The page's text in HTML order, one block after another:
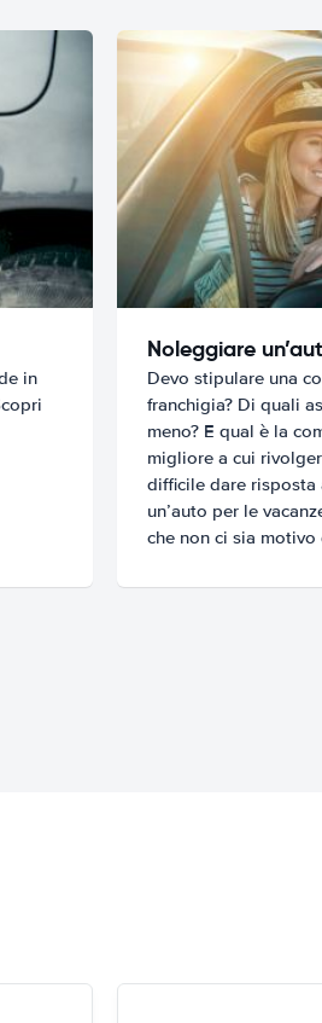
in
Noleggiare
Devo stipulare una
franchigia? Di quali
meno? E qual è la
migliore a cui
difficile dare
un’auto per le
che non ci sia